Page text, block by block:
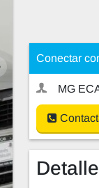
Conectar
MG